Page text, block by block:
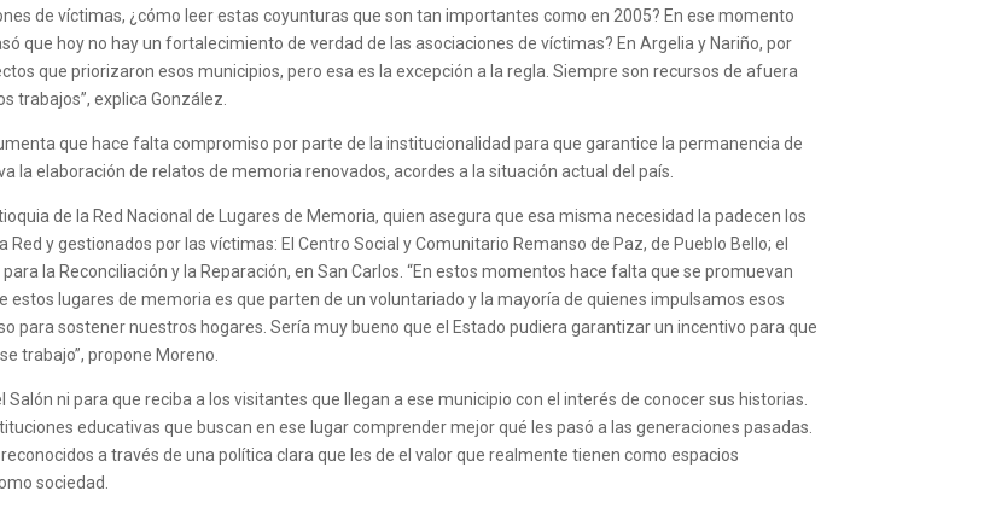
de víctimas, ¿cómo leer estas coyunturas que son tan importantes como en 2005? En ese momento
que hoy no hay un fortalecimiento de verdad de las asociaciones de víctimas? En Argelia y Nariño, por
que priorizaron esos municipios, pero esa es la excepción a la regla. Siempre son recursos de afuera
trabajos”, explica González.
que hace falta compromiso por parte de la institucionalidad para que garantice la permanencia de
la elaboración de relatos de memoria renovados, acordes a la situación actual del país.
de la Red Nacional de Lugares de Memoria, quien asegura que esa misma necesidad la padecen los
y gestionados por las víctimas: El Centro Social y Comunitario Remanso de Paz, de Pueblo Bello; el
la Reconciliación y la Reparación, en San Carlos. “En estos momentos hace falta que se promuevan
lugares de memoria es que parten de un voluntariado y la mayoría de quienes impulsamos esos
para sostener nuestros hogares. Sería muy bueno que el Estado pudiera garantizar un incentivo para que
trabajo”, propone Moreno.
ni para que reciba a los visitantes que llegan a ese municipio con el interés de conocer sus historias.
educativas que buscan en ese lugar comprender mejor qué les pasó a las generaciones pasadas.
a través de una política clara que les de el valor que realmente tienen como espacios
sociedad.